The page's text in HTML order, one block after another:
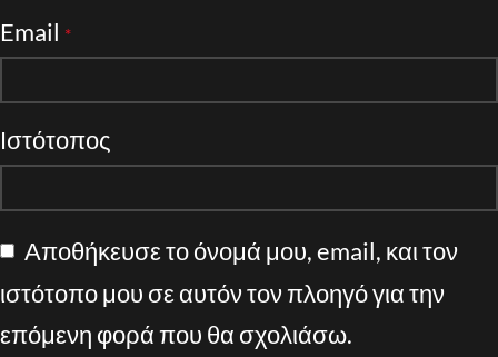
Email *
Ιστότοπος
Αποθήκευσε το όνομά μου, email, και τον
ιστότοπο μου σε αυτόν τον πλοηγό για την
επόμενη φορά που θα σχολιάσω.